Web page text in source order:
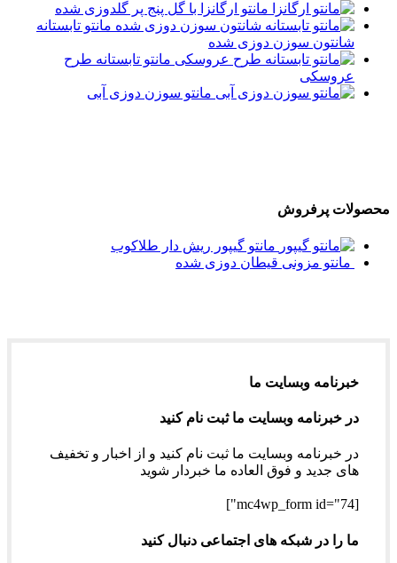
مانتو ارگانزا با گل پنج پر گلدوزی شده
مانتو تابستانه
شانتون سوزن دوزی شده
مانتو تابستانه طرح
عروسکی
مانتو سوزن دوزی آبی
محصولات پرفروش
مانتو گیپور ریش دار طلاکوب
مانتو مزونی قیطان دوزی شده
خبرنامه وبسایت ما
در خبرنامه وبسایت ما ثبت نام کنید
در خبرنامه وبسایت ما ثبت نام کنید و از اخبار و تخفیف
های جدید و فوق العاده ما خبردار شوید
[mc4wp_form id="74"]
ما را در شبکه های اجتماعی دنبال کنید